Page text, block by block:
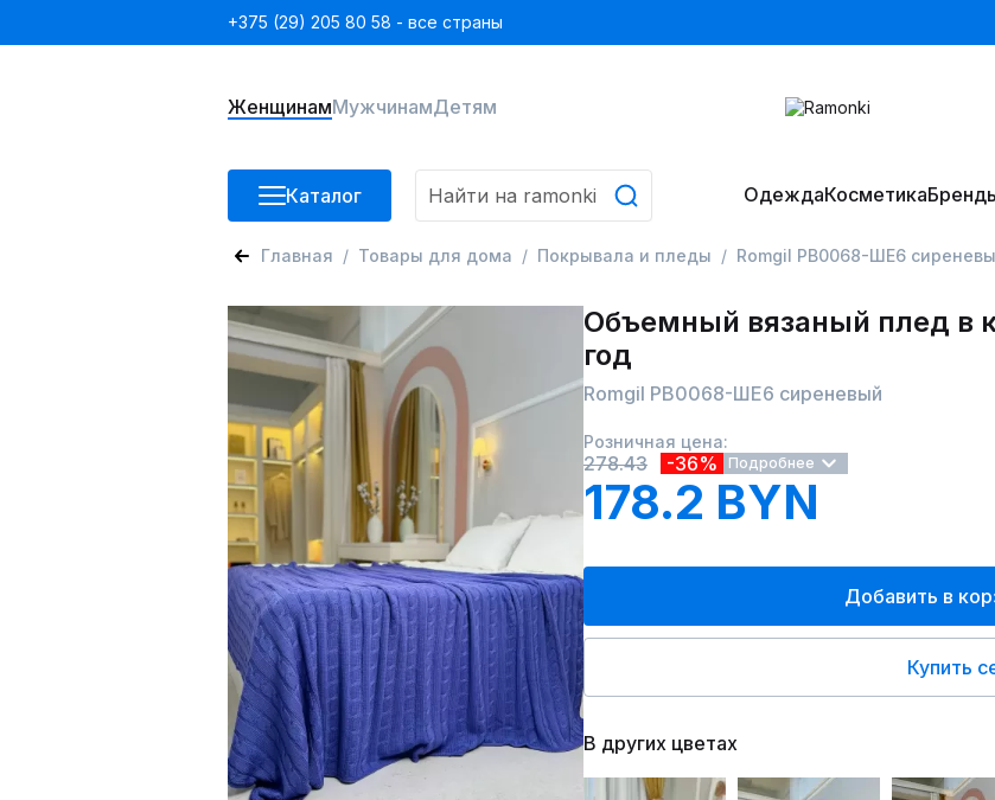
+375 (29) 205 80 58 - все страны
ЖенщинамМужчинамДетям
Каталог ОдеждаКосметика
Главная Товары для дома Покрывала и пледы Romgil РВ0068-ШЕ6
Объемный вязаный плед в
год
Romgil РВ0068-ШЕ6 сиреневый
Розничная цена:
278.43 -36% Подробнее
178.2 BYN
Добавить в
Купить
В других цветах